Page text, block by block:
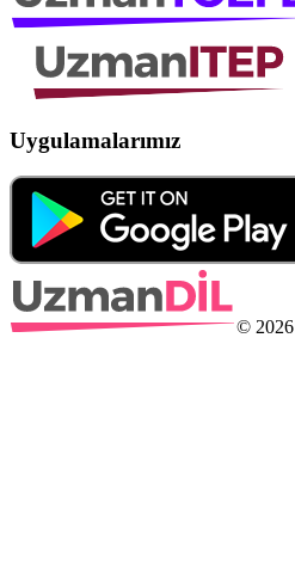
Uygulamalarımız
© 2026